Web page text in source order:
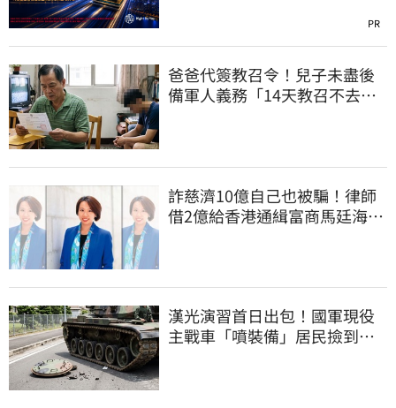
PR
爸爸代簽教召令！兒子未盡後
備軍人義務「14天教召不去」
詐慈濟10億自己也被騙！律師
借2億給香港通緝富商馬廷海建
漢光演習首日出包！國軍現役
主戰車「噴裝備」居民撿到零